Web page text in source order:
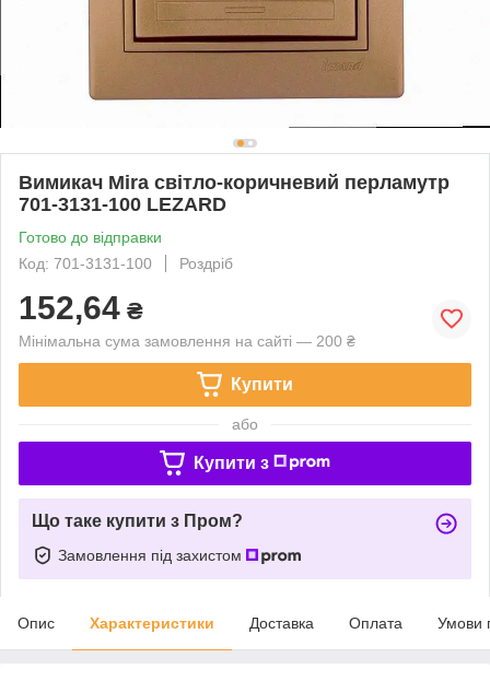
Вимикач Mira світло-коричневий перламутр
701-3131-100 LEZARD
Готово до відправки
Код: 701-3131-100
Роздріб
152,64 ₴
Мінімальна сума замовлення на сайті — 200 ₴
Купити
або
Купити з
Що таке купити з Пром?
Замовлення під захистом
Опис Характеристики Доставка Оплата Умови